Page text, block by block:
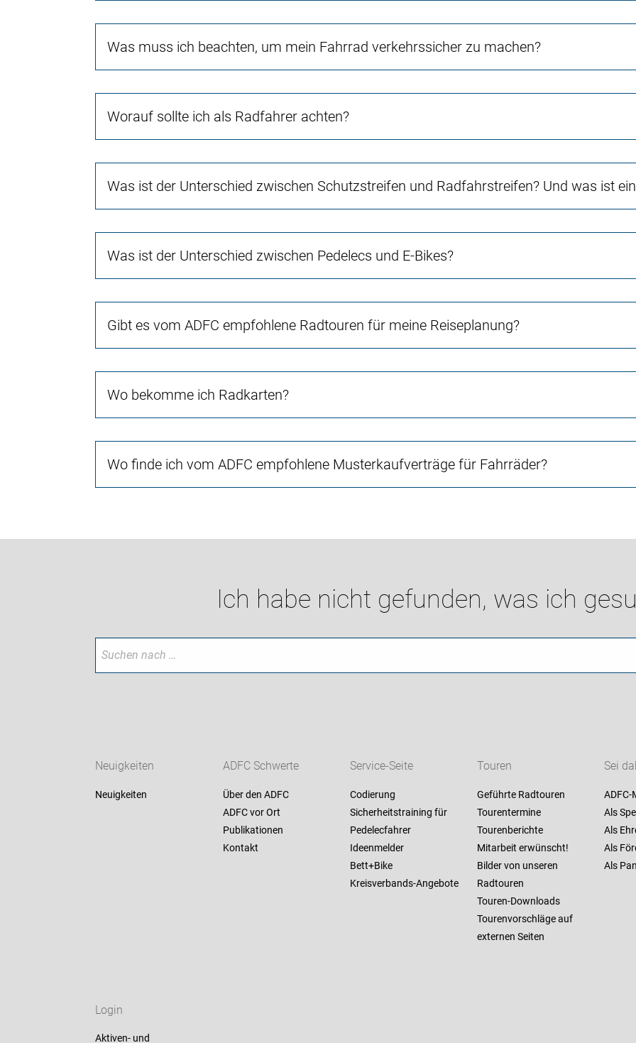
Was muss ich beachten, um mein Fahrrad verkehrssicher zu machen?
Worauf sollte ich als Radfahrer achten?
Was ist der Unterschied zwischen Schutzstreifen und Radfahrstreifen? Und was ist
Was ist der Unterschied zwischen Pedelecs und E-Bikes?
Gibt es vom ADFC empfohlene Radtouren für meine Reiseplanung?
Wo bekomme ich Radkarten?
Wo finde ich vom ADFC empfohlene Musterkaufverträge für Fahrräder?
Ich habe nicht gefunden, was ich
Neuigkeiten
Neuigkeiten
ADFC Schwerte
Über den ADFC
ADFC vor Ort
Publikationen
Kontakt
Service-Seite
Codierung
Sicherheitstraining für
Pedelecfahrer
Ideenmelder
Bett+Bike
Kreisverbands-Angebote
Touren
Geführte Radtouren
Tourentermine
Tourenberichte
Mitarbeit erwünscht!
Bilder von unseren
Radtouren
Touren-Downloads
Tourenvorschläge auf
externen Seiten
Sei
Als
Als
Als
Als
Login
Aktiven- und